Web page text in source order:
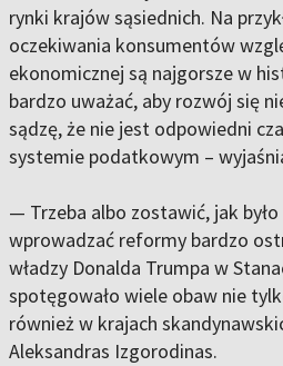
rynki krajów sąsiednich. Na
oczekiwania konsumentów
ekonomicznej są najgorsze w
bardzo uważać, aby rozwój się
sądzę, że nie jest odpowiedni
systemie podatkowym –
— Trzeba albo zostawić, jak
wprowadzać reformy bardzo
władzy Donalda Trumpa w
spotęgowało wiele obaw nie
również w krajach
Aleksandras Izgorodinas.